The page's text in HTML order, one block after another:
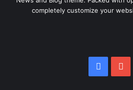
completely customize your